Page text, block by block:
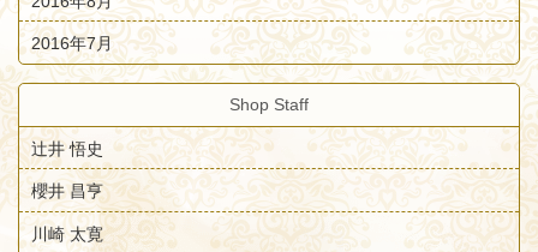
2016年7月
Shop Staff
辻井 悟史
櫻井 昌亨
川崎 太寛